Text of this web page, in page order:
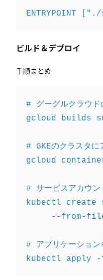
ビルド＆デプロイ
手順まとめ
# グーグルクラウ
gcloud builds
# GKEのクラスタ
gcloud
# サービスアカウ
kubectl create
--from-
# アプリケーション